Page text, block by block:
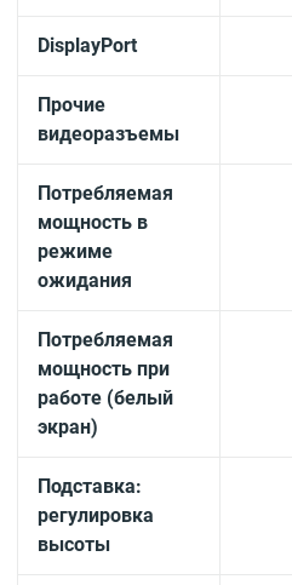
DisplayPort
Прочие
видеоразъемы
Потребляемая
мощность в
режиме
ожидания
Потребляемая
мощность при
работе (белый
экран)
Подставка:
регулировка
высоты